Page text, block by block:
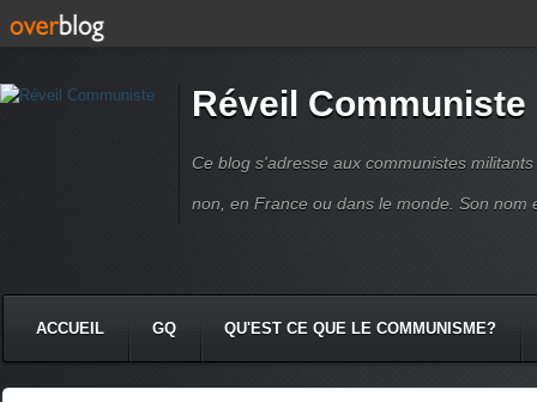
Réveil Communiste
Ce blog s'adresse aux communistes
non, en France ou dans le monde. Son nom
ACCUEIL GQ QU'EST CE QUE LE COMMUNISME?